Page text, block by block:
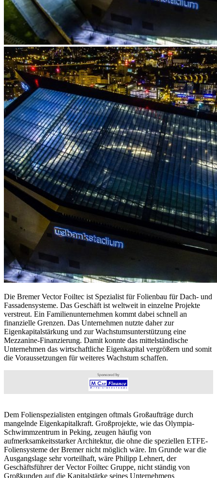
Die Bremer Vector Foiltec ist Spezialist für Folienbau für Dach- und
Fassadensysteme. Das Geschäft ist weltweit in einzelne Projekte
verstreut. Ein Familienunternehmen kommt dabei schnell an
finanzielle Grenzen. Das Unternehmen nutzte daher zur
Eigenkapitalstärkung und zur Wachstumsunterstützung eine
Mezzanine-Finanzierung. Damit konnte das mittelständische
Unternehmen das wirtschaftliche Eigenkapital vergrößern und somit
die Voraussetzungen für weiteres Wachstum schaffen.
Dem Folienspezialisten entgingen oftmals Großaufträge durch
mangelnde Eigenkapitalkraft. Großprojekte, wie das Olympia-
Schwimmzentrum in Peking, zeugen häufig von
aufmerksamkeitsstarker Architektur, die ohne die speziellen ETFE-
Foliensysteme der Bremer nicht möglich wäre. Im Grunde war die
Ausgangslage sehr vorteilhaft, wäre Philipp Lehnert, der
Geschäftsführer der Vector Foiltec Gruppe, nicht ständig von
Großkunden auf die Kapitalstärke seines Unternehmens